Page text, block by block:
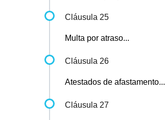
Cláusula 25
Multa por atraso...
Cláusula 26
Atestados de afastamento...
Cláusula 27